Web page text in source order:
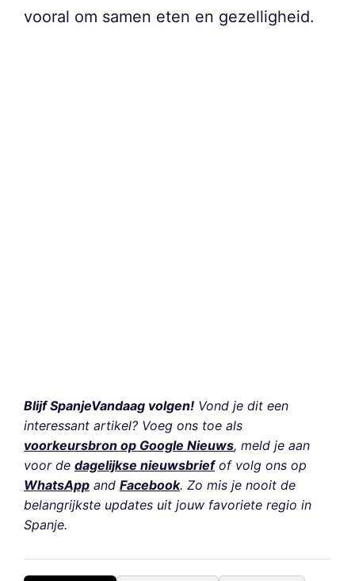
vooral om samen eten en gezelligheid.
Blijf SpanjeVandaag volgen! Vond je dit een
interessant artikel? Voeg ons toe als
voorkeursbron op Google Nieuws, meld je aan
voor de dagelijkse nieuwsbriefof volg ons op
WhatsApp and Facebook. Zo mis je nooit de
belangrijkste updates uit jouw favoriete regio in
Spanje.